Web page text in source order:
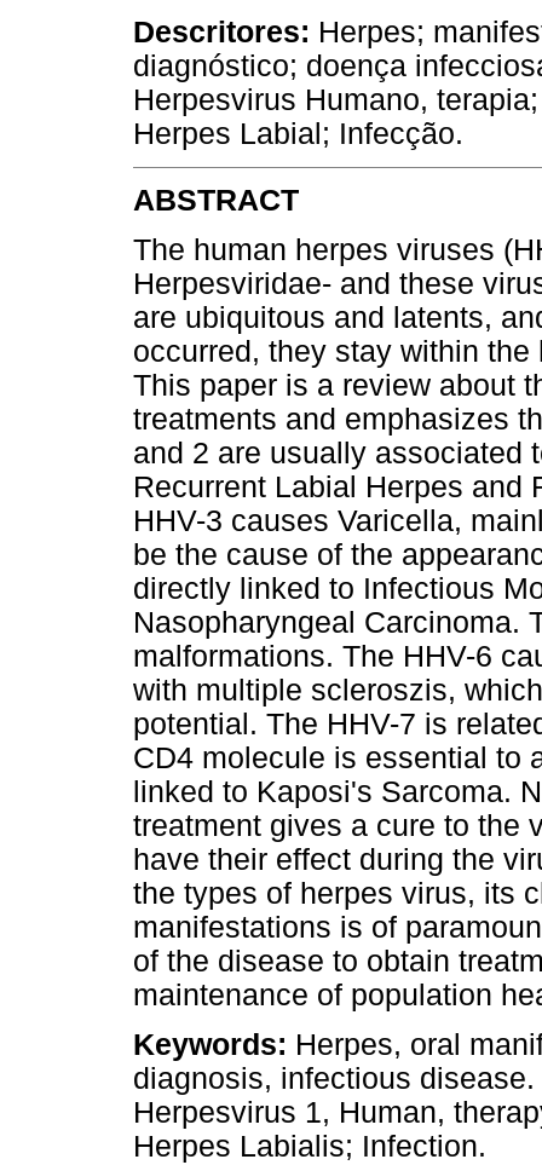
Descritores: Herpes;
diagnóstico; doença
Herpesvirus Humano,
Herpes Labial; Infecção.
ABSTRACT
The human herpes viruses
Herpesviridae- and these
are ubiquitous and latents,
occurred, they stay within
This paper is a review about
treatments and emphasizes
and 2 are usually associated
Recurrent Labial Herpes and
HHV-3 causes Varicella,
be the cause of the
directly linked to Infectious
Nasopharyngeal Carcinoma.
malformations. The HHV-6
with multiple scleroszis,
potential. The HHV-7 is
CD4 molecule is essential to
linked to Kaposi's Sarcoma.
treatment gives a cure to the
have their effect during the
the types of herpes virus, its
manifestations is of
of the disease to obtain
maintenance of population
Keywords: Herpes, oral
diagnosis, infectious
Herpesvirus 1, Human,
Herpes Labialis; Infection.